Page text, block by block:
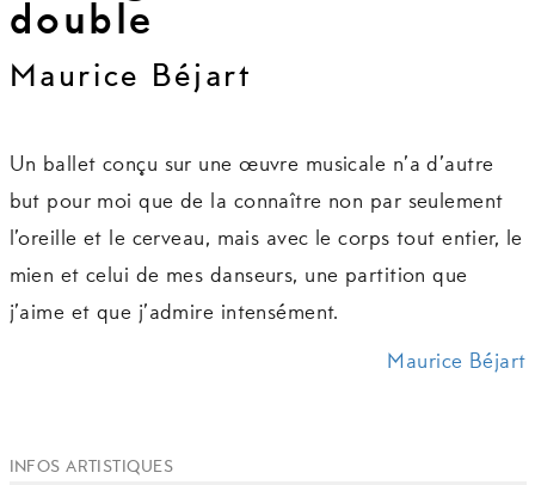
double
Maurice Béjart
Un ballet conçu sur une œuvre musicale n’a d’autre
but pour moi que de la connaître non par seulement
l’oreille et le cerveau, mais avec le corps tout entier, le
mien et celui de mes danseurs, une partition que
j’aime et que j’admire intensément.
Maurice Béjart
INFOS ARTISTIQUES